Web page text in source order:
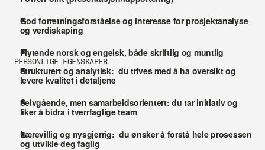
God forretningsforståelse og interesse for prosjektanalyse
og verdiskaping
Flytende norsk og engelsk, både skriftlig og muntlig
PERSONLIGE EGENSKAPER
Strukturert og analytisk:  du trives med å ha oversikt og
levere kvalitet i detaljene
Selvgående, men samarbeidsorientert: du tar initiativ og
liker å bidra i tverrfaglige team
Lærevillig og nysgjerrig:  du ønsker å forstå hele prosessen
og utvikle deg faglig